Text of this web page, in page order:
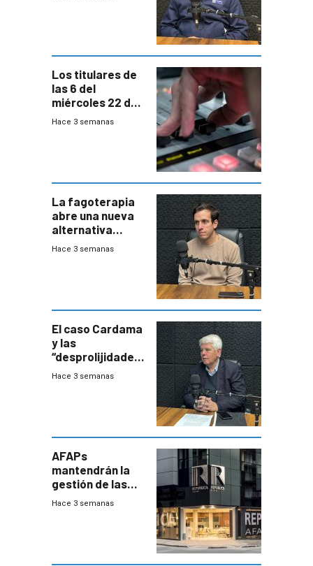
Los titulares de
las 6 del
miércoles 22 de
julio de 2026
Hace 3 semanas
La fagoterapia
abre una nueva
alternativa
contra bacterias
innovadora
Hace 3 semanas
El caso Cardama
y las
“desprolijidades”
que la
Hace 3 semanas
AFAPs
mantendrán la
gestión de las
cuentas
Hace 3 semanas